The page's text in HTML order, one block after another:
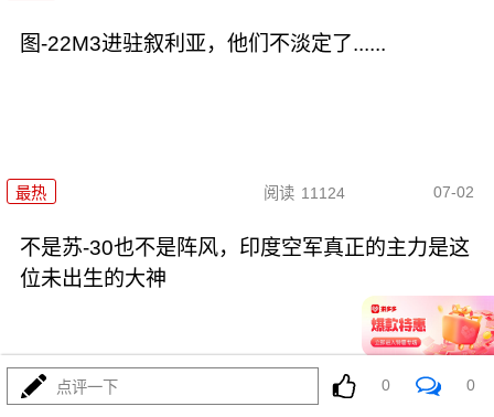
图-22M3进驻叙利亚，他们不淡定了......
最热 阅读 11124 07-02
不是苏-30也不是阵风，印度空军真正的主力是这
位未出生的大神
点评一下 0 0